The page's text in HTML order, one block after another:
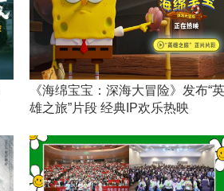
《海绵宝宝：深海大冒险》发布“英
雄之旅”片段 经典IP欢乐热映